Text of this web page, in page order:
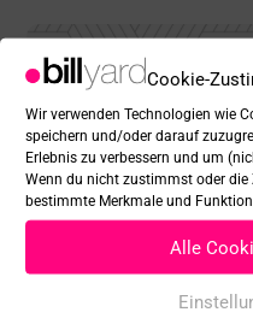
Cookie-
Wir verwenden Technologien wie
speichern und/oder darauf
Erlebnis zu verbessern und um
Wenn du nicht zustimmst oder
bestimmte Merkmale und
Alle
Markus
DEVK